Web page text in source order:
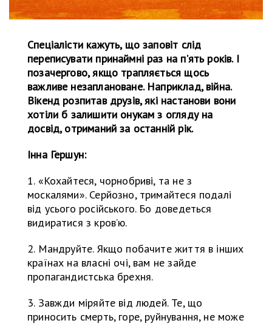
Спеціалісти кажуть, що заповіт слід
переписувати принаймні раз на п’ять років. І
позачергово, якщо трапляється щось
важливе незаплановане. Наприклад, війна.
Вікенд розпитав друзів, які настанови вони
хотіли б залишити онукам з огляду на
досвід, отриманий за останній рік.
Інна Гершун:
1. «Кохайтеся, чорнобриві, та не з
москалями». Серйозно, тримайтеся подалі
від усього російського. Бо доведеться
видиратися з кровʼю.
2. Мандруйте. Якщо побачите життя в інших
країнах на власні очі, вам не зайде
пропагандистська брехня.
3. Завжди міряйте від людей. Те, що
приносить смерть, горе, руйнування, не може